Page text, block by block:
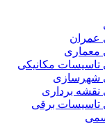
عمران
معماری
تاسیسات مکانیکی
شهرسازی
نقشه برداری
تاسیسات برقی